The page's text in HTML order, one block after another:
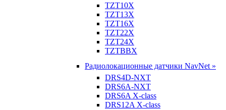
TZT10X
TZT13X
TZT16X
TZT22X
TZT24X
TZTBBX
Радиолокационные датчики NavNet »
DRS4D-NXT
DRS6A-NXT
DRS6A X-class
DRS12A X-class